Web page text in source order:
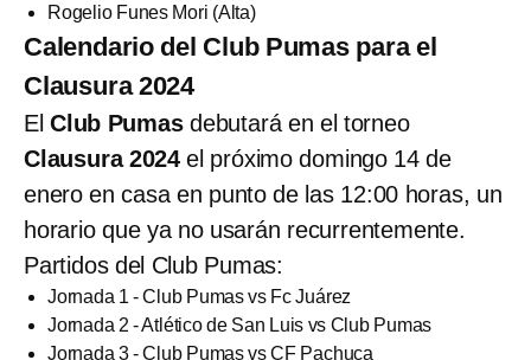
Rogelio Funes Mori (Alta)
Calendario del Club Pumas para el
Clausura 2024
El Club Pumas debutará en el torneo
Clausura 2024el próximo domingo 14 de
enero en casa en punto de las 12:00 horas, un
horario que ya no usarán recurrentemente.
Partidos del Club Pumas:
Jornada 1 - Club Pumas vs Fc Juárez
Jornada 2 - Atlético de San Luis vs Club Pumas
Jornada 3 - Club Pumas vs CF Pachuca